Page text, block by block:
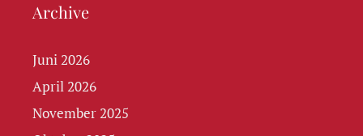
Archive
Juni 2026
April 2026
November 2025